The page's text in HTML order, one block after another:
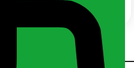
Jelentkezz be az árért!